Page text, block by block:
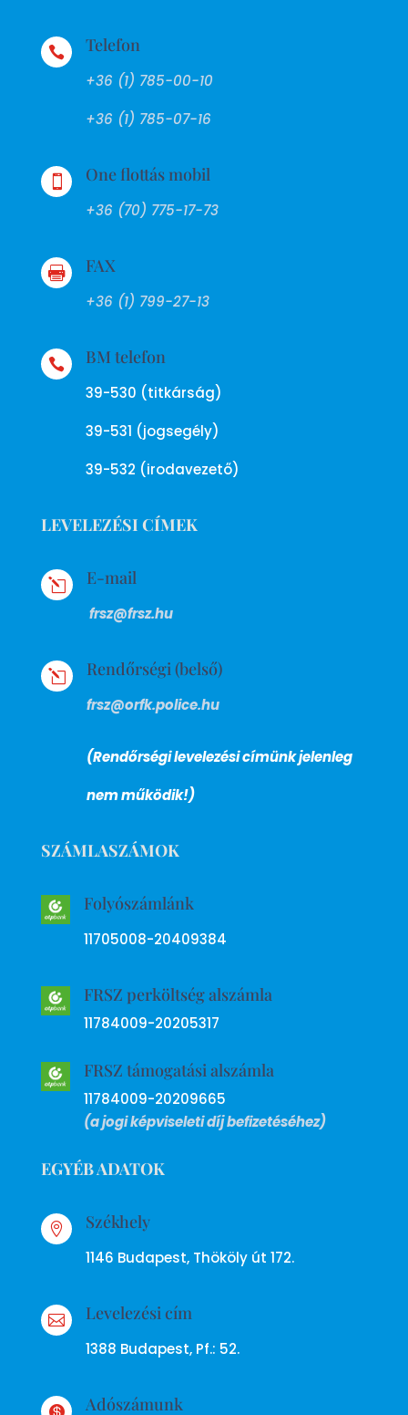
 Telefon
+36 (1) 785-00-10
+36 (1) 785-07-16
 One flottás mobil
+36 (70) 775-17-73
 FAX
+36 (1) 799-27-13
 BM telefon
39-530 (titkárság)
39-531 (jogsegély)
39-532 (irodavezető)
LEVELEZÉSI CÍMEK
l E-mail
frsz@frsz.hu
l Rendőrségi (belső)
frsz@orfk.police.hu
(Rendőrségi levelezési címünk jelenleg
nem működik!)
SZÁMLASZÁMOK
Folyószámlánk
11705008-20409384
FRSZ perköltség alszámla
11784009-20205317
FRSZ támogatási alszámla
11784009-20209665
(a jogi képviseleti díj befizetéséhez)
EGYÉB ADATOK
 Székhely
1146 Budapest, Thököly út 172.
 Levelezési cím
1388 Budapest, Pf.: 52.
 Adószámunk